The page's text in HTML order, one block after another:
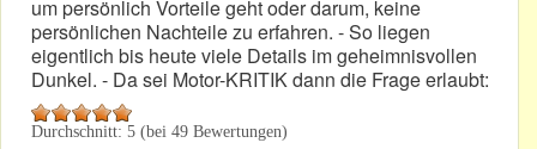
um persönlich Vorteile geht oder darum, keine
persönlichen Nachteile zu erfahren. - So liegen
eigentlich bis heute viele Details im geheimnisvollen
Dunkel. - Da sei Motor-KRITIK dann die Frage erlaubt:
Durchschnitt: 5 (bei 49 Bewertungen)